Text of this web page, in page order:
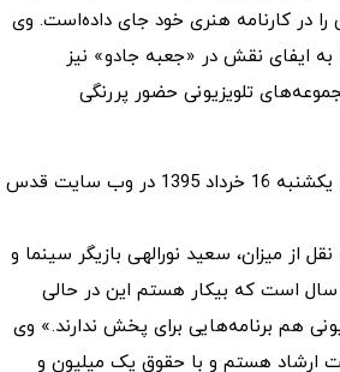
را در کارنامه هنری خود جای داده‌است. وی
به ایفای نقش در «جعبه جادو» نیز
تلویزیونی حضور پررنگی
مصاحبه‌ای از وی در تاریخ یکشنبه 16 خرداد 1395 در وب سایت قدس
از میزان، سعید نورالهی بازیگر سینما و
است که بیکار هستم این در حالی
هم برنامه‌هایی برای پخش ندارند.» وی
ارشاد هستم و با حقوق یک میلیون و